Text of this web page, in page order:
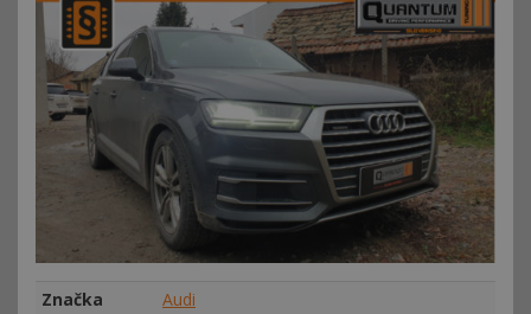
Značka
Audi